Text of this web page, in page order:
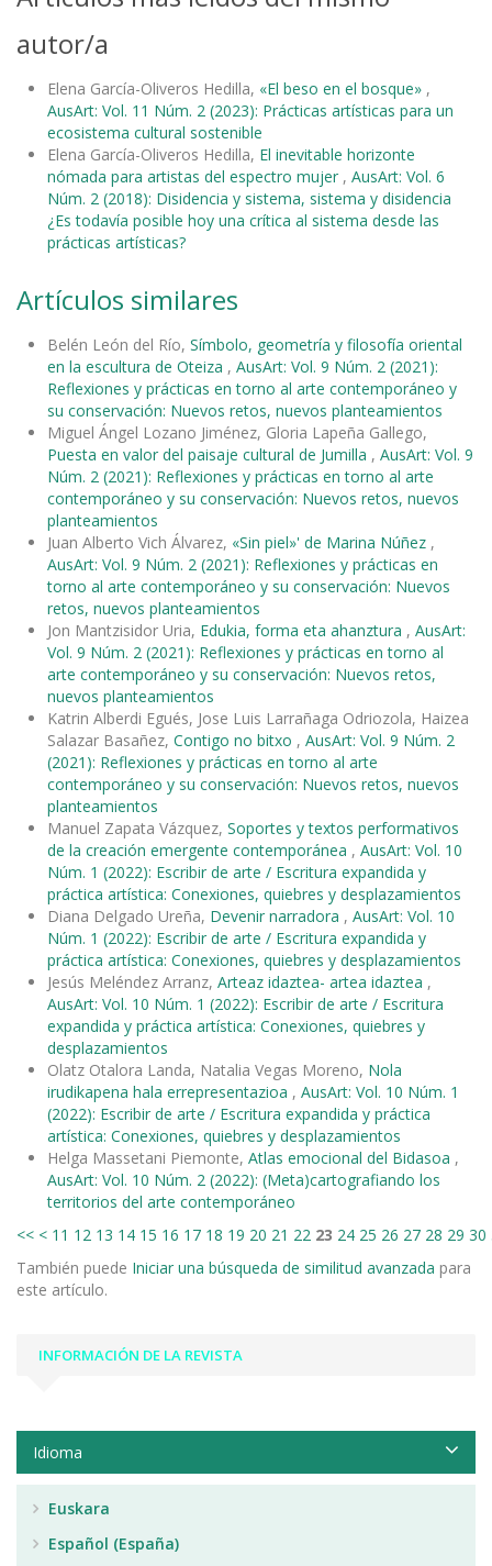
autor/a
Elena García-Oliveros Hedilla, «El beso en el bosque» ,
AusArt: Vol. 11 Núm. 2 (2023): Prácticas artísticas para un
ecosistema cultural sostenible
Elena García-Oliveros Hedilla, El inevitable horizonte
nómada para artistas del espectro mujer , AusArt: Vol. 6
Núm. 2 (2018): Disidencia y sistema, sistema y disidencia
¿Es todavía posible hoy una crítica al sistema desde las
prácticas artísticas?
Artículos similares
Belén León del Río, Símbolo, geometría y filosofía oriental
en la escultura de Oteiza , AusArt: Vol. 9 Núm. 2 (2021):
Reflexiones y prácticas en torno al arte contemporáneo y
su conservación: Nuevos retos, nuevos planteamientos
Miguel Ángel Lozano Jiménez, Gloria Lapeña Gallego,
Puesta en valor del paisaje cultural de Jumilla , AusArt: Vol. 9
Núm. 2 (2021): Reflexiones y prácticas en torno al arte
contemporáneo y su conservación: Nuevos retos, nuevos
planteamientos
Juan Alberto Vich Álvarez, «Sin piel»' de Marina Núñez ,
AusArt: Vol. 9 Núm. 2 (2021): Reflexiones y prácticas en
torno al arte contemporáneo y su conservación: Nuevos
retos, nuevos planteamientos
Jon Mantzisidor Uria, Edukia, forma eta ahanztura , AusArt:
Vol. 9 Núm. 2 (2021): Reflexiones y prácticas en torno al
arte contemporáneo y su conservación: Nuevos retos,
nuevos planteamientos
Katrin Alberdi Egués, Jose Luis Larrañaga Odriozola, Haizea
Salazar Basañez, Contigo no bitxo , AusArt: Vol. 9 Núm. 2
(2021): Reflexiones y prácticas en torno al arte
contemporáneo y su conservación: Nuevos retos, nuevos
planteamientos
Manuel Zapata Vázquez, Soportes y textos performativos
de la creación emergente contemporánea , AusArt: Vol. 10
Núm. 1 (2022): Escribir de arte / Escritura expandida y
práctica artística: Conexiones, quiebres y desplazamientos
Diana Delgado Ureña, Devenir narradora , AusArt: Vol. 10
Núm. 1 (2022): Escribir de arte / Escritura expandida y
práctica artística: Conexiones, quiebres y desplazamientos
Jesús Meléndez Arranz, Arteaz idaztea- artea idaztea ,
AusArt: Vol. 10 Núm. 1 (2022): Escribir de arte / Escritura
expandida y práctica artística: Conexiones, quiebres y
desplazamientos
Olatz Otalora Landa, Natalia Vegas Moreno, Nola
irudikapena hala errepresentazioa , AusArt: Vol. 10 Núm. 1
(2022): Escribir de arte / Escritura expandida y práctica
artística: Conexiones, quiebres y desplazamientos
Helga Massetani Piemonte, Atlas emocional del Bidasoa ,
AusArt: Vol. 10 Núm. 2 (2022): (Meta)cartografiando los
territorios del arte contemporáneo
<< < 11 12 13 14 15 16 17 18 19 20 21 22 23 24 25 26 27 28 29 30
También puede Iniciar una búsqueda de similitud avanzada para
este artículo.
INFORMACIÓN DE LA REVISTA
Idioma
Euskara
Español (España)